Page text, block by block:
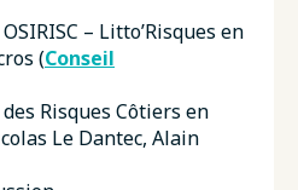
– Litto’Risques en
(Conseil
Risques Côtiers en
Le Dantec, Alain